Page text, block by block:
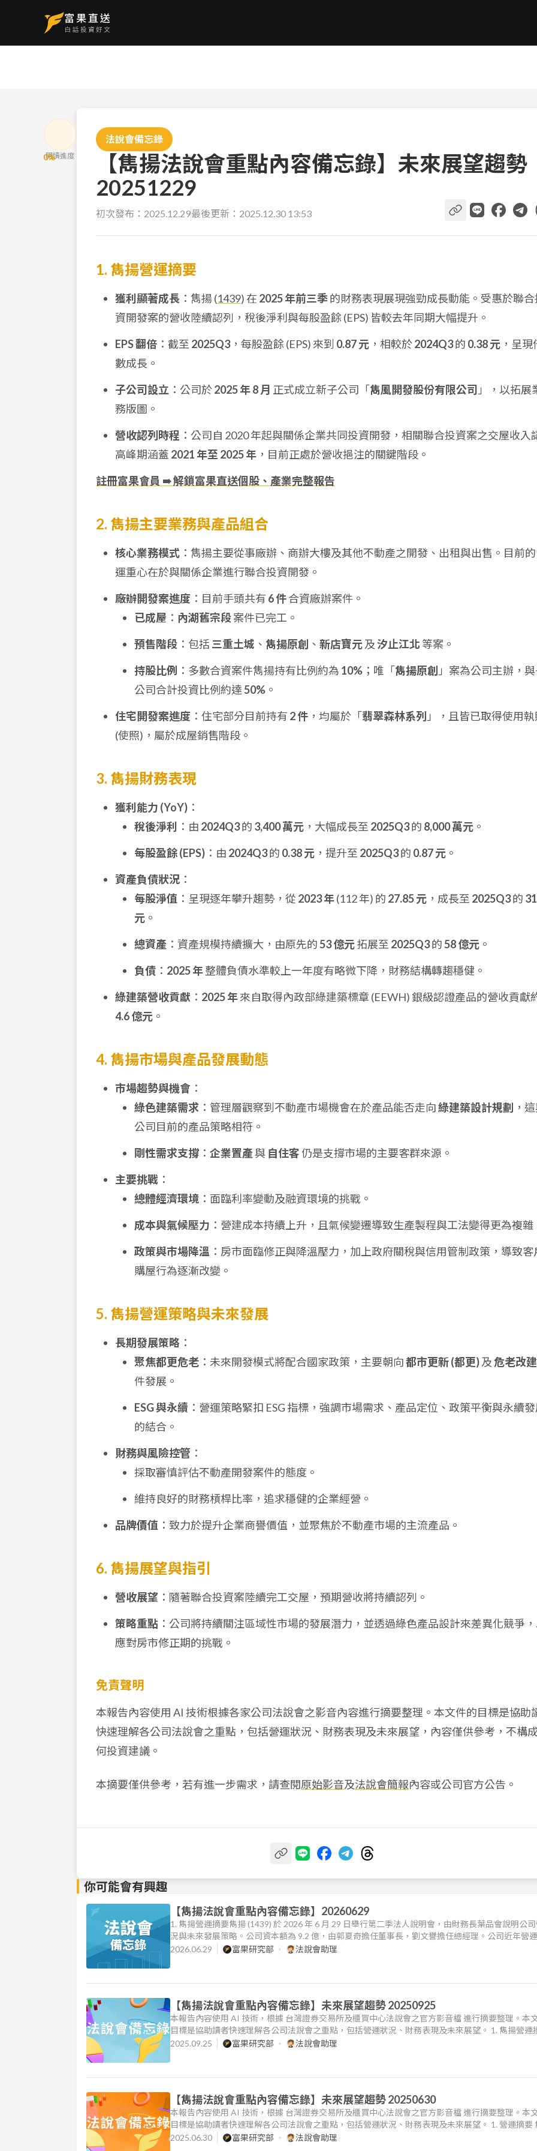
0%
閱讀進度
法說會備忘錄
【雋揚法說會重點內容備忘錄】未來展望趨勢
20251229
初次發布： 2025.12.29最後更新： 2025.12.30 13:53
1. 雋揚營運摘要
獲利顯著成長 ：雋揚 (1439) 在 2025 年前三季的財務表現展現強勁成長動能。受惠於聯合
資開發案的營收陸續認列，稅後淨利與每股盈餘 (EPS) 皆較去年同期大幅提升。
EPS 翻倍 ：截至 2025Q3，每股盈餘 (EPS) 來到 0.87 元 ，相較於2024Q3的 0.38 元 ，呈現
數成長。
子公司設立 ：公司於2025 年 8 月 正式成立新子公司「雋風開發股份有限公司 」，以拓展
務版圖。
營收認列時程 ：公司自 2020 年起與關係企業共同投資開發，相關聯合投資案之交屋收入
高峰期涵蓋 2021 年至 2025 年 ，目前正處於營收挹注的關鍵階段。
註冊富果會員 ➠ 解鎖富果直送個股、產業完整報告
2. 雋揚主要業務與產品組合
核心業務模式 ：雋揚主要從事廠辦、商辦大樓及其他不動產之開發、出租與出售。目前
運重心在於與關係企業進行聯合投資開發。
廠辦開發案進度 ：目前手頭共有 6 件合資廠辦案件。
已成屋 ： 內湖舊宗段案件已完工。
預售階段 ：包括 三重土城 、 雋揚原創 、 新店寶元及汐止江北 等案。
持股比例 ：多數合資案件雋揚持有比例約為 10% ；唯「雋揚原創 」案為公司主辦，
公司合計投資比例約達50% 。
住宅開發案進度 ：住宅部分目前持有 2 件 ，均屬於「翡翠森林系列 」，且皆已取得使用
(使照)，屬於成屋銷售階段。
3. 雋揚財務表現
獲利能力 (YoY) ：
稅後淨利
：由 2024Q3的 3,400 萬元 ，大幅成長至 2025Q3的 8,000 萬元 。
每股盈餘 (EPS) ：由 2024Q3的 0.38 元 ，提升至 2025Q3的 0.87 元 。
資產負債狀況 ：
每股淨值 ：呈現逐年攀升趨勢，從 2023 年(112 年) 的 27.85 元 ，成長至 2025Q3的
元 。
總資產 ：資產規模持續擴大，由原先的53 億元拓展至 2025Q3的58 億元 。
負債 ： 2025 年整體負債水準較上一年度有略微下降，財務結構轉趨穩健。
綠建築營收貢獻 ： 2025 年來自取得內政部綠建築標章 (EEWH) 銀級認證產品的營收貢獻
4.6 億元 。
4. 雋揚市場與產品發展動態
市場趨勢與機會 ：
綠色建築需求 ：管理層觀察到不動產市場機會在於產品能否走向綠建築設計規劃 ，
公司目前的產品策略相符。
剛性需求支撐 ： 企業置產與 自住客仍是支撐市場的主要客群來源。
主要挑戰 ：
總體經濟環境 ：面臨利率變動及融資環境的挑戰。
成本與氣候壓力 ：營建成本持續上升，且氣候變遷導致生產製程與工法變得更為複雜
政策與市場降溫 ：房市面臨修正與降溫壓力，加上政府關稅與信用管制政策，導致客
購屋行為逐漸改變。
5. 雋揚營運策略與未來發展
長期發展策略 ：
聚焦都更危老 ：未來開發模式將配合國家政策，主要朝向都市更新 (都更)及危老改建
件發展。
ESG 與永續 ：營運策略緊扣 ESG 指標，強調市場需求、產品定位、政策平衡與永續
的結合。
財務與風險控管 ：
採取審慎評估不動產開發案件的態度。
維持良好的財務槓桿比率，追求穩健的企業經營。
品牌價值 ：致力於提升企業商譽價值，並聚焦於不動產市場的主流產品。
6. 雋揚展望與指引
營收展望 ：隨著聯合投資案陸續完工交屋，預期營收將持續認列。
策略重點 ：公司將持續關注區域性市場的發展潛力，並透過綠色產品設計來差異化競爭
應對房市修正期的挑戰。
免責聲明
本報告內容使用 AI 技術根據各家公司法說會之影音內容進行摘要整理。本文件的目標是協助
快速理解各公司法說會之重點，包括營運狀況、財務表現及未來展望，內容僅供參考，不構
何投資建議。
本摘要僅供參考，若有進一步需求，請查閱原始影音及法說會簡報內容或公司官方公告。
你可能會有興趣
【雋揚法說會重點內容備忘錄】20260629
1. 雋揚營運摘要雋揚 (1439) 於 2026 年 6 月 29 日舉行第二季法人說明會，由財務長葉品會說明公
況與未來發展策略。公司資本額為 9.2 億，由郭夏奇擔任董事長，劉文譽擔任總經理。公司近年營
健，自 2025 年起陸續認列投資案相關收入。2026 年前五個月累積營收約 9,300 萬，而近一年（截
2026.06.29 富果研究部 法說會助理
【雋揚法說會重點內容備忘錄】未來展望趨勢 20250925
本報告內容使用 AI 技術，根據 台灣證券交易所及櫃買中心法說會之官方影音檔 進行摘要整理。本
目標是協助讀者快速理解各公司法說會之重點，包括營運狀況、財務表現及未來展望。 1. 雋揚營運
揚國際 (市：1439) 於 2025 年第三季法說會中說明，公司營運受惠於不動產投資案的效益顯現，財
2025.09.25 富果研究部 法說會助理
【雋揚法說會重點內容備忘錄】未來展望趨勢 20250630
本報告內容使用 AI 技術，根據 台灣證券交易所及櫃買中心法說會之官方影音檔 進行摘要整理。本
目標是協助讀者快速理解各公司法說會之重點，包括營運狀況、財務表現及未來展望。 1. 營運摘要
際（市：1439）於 2025 年起，營運表現因合建案陸續完工交屋而顯著好轉。公司自 2025 年 3 月
2025.06.30 富果研究部 法說會助理